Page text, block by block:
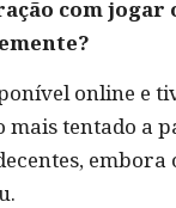
com jogar
online e
tentado a